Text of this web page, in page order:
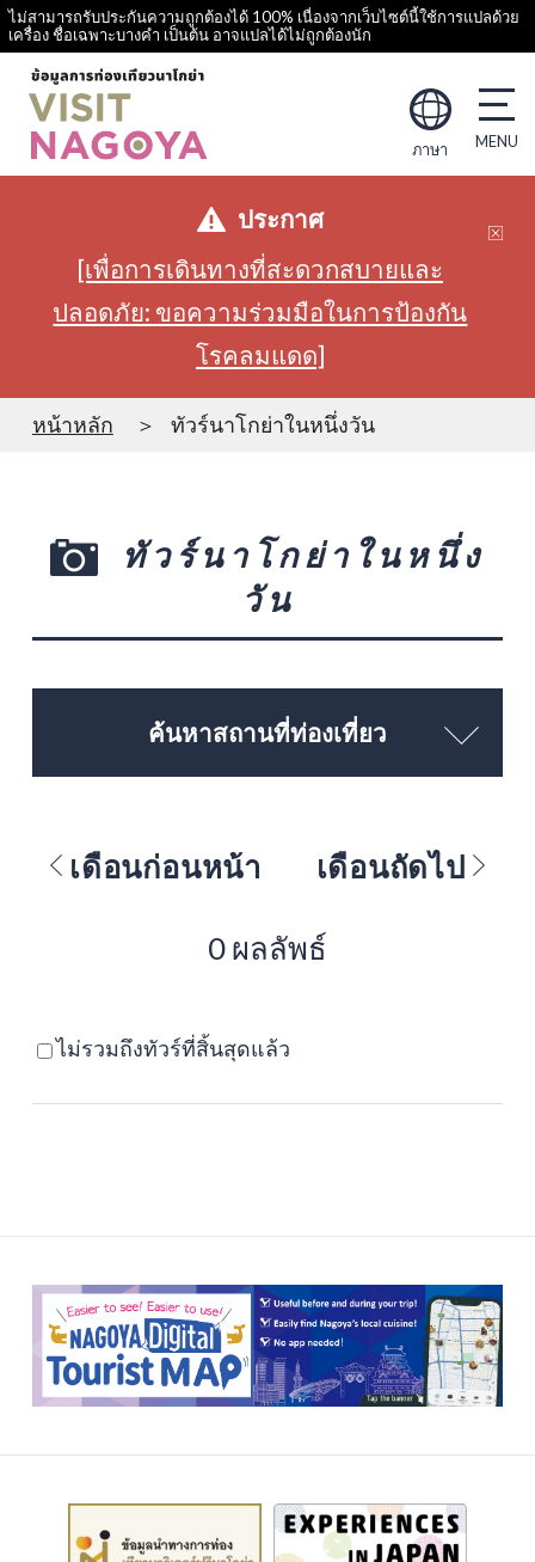
ไม่สามารถรับประกันความถูกต้องได้ 100% เนื่องจากเว็บไซต์นี้ใช้การแปลด้วย
เครื่อง ชื่อเฉพาะบางคำ เป็นต้น อาจแปลได้ไม่ถูกต้องนัก
ภาษา
ประกาศ
[เพื่อการเดินทางที่สะดวกสบายและ
ปลอดภัย: ขอความร่วมมือในการป้องกัน
โรคลมแดด]
หน้าหลัก ทัวร์นาโกย่าในหนึ่งวัน
ทัวร์นาโกย่าในหนึ่ง
วัน
ค้นหาสถานที่ท่องเที่ยว
เดือนก่อนหน้า เดือนถัดไป
0 ผลลัพธ์
ไม่รวมถึงทัวร์ที่สิ้นสุดแล้ว